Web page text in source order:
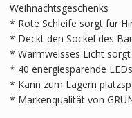
Weihnachtsgeschenks
* Rote Schleife sorgt für
* Deckt den Sockel des
* Warmweisses Licht
* 40 energiesparende LEDs
* Kann zum Lagern
* Markenqualität von